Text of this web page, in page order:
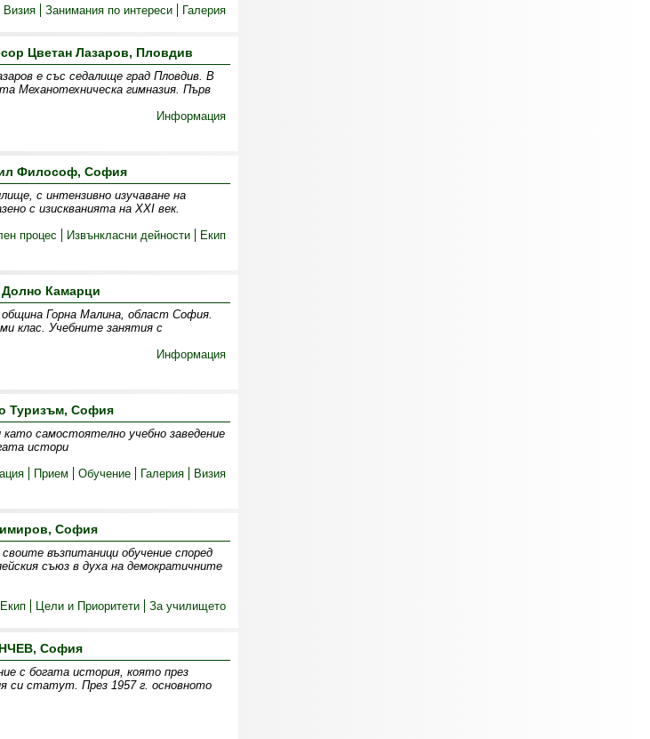
Визия Занимания по интереси Галерия
Цветан Лазаров, Пловдив
е със седалище град Пловдив. В
Механотехническа гимназия. Първ
Информация
Философ, София
с интензивно изучаване на
с изискванията на XXI век.
процес Извънкласни дейности Екип
Камарци
Горна Малина, област София.
клас. Учебните занятия с
Информация
Туризъм, София
самостоятелно учебно заведение
истори
Прием Обучение Галерия Визия
София
възпитаници обучение според
съюз в духа на демократичните
Екип Цели и Приоритети За училището
София
с богата история, която през
си статут. През 1957 г. основното